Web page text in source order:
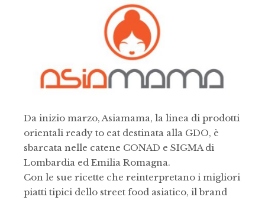
Da inizio marzo, Asiamama, la linea di prodotti
orientali ready to eat destinata alla GDO, è
sbarcata nelle catene CONAD e SIGMA di
Lombardia ed Emilia Romagna.
Con le sue ricette che reinterpretano i migliori
piatti tipici dello street food asiatico, il brand